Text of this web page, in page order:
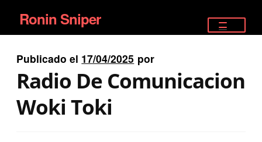
Ir
a
la
navegación
Ir
al
contenido
Ronin Sniper
EQUIPAMIENTO ÉLITE
PISTOLAS
Publicado el 17/04/2025 por
Radio De Comunicacion
Woki Toki